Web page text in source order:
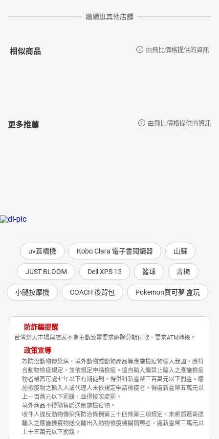
繼續逛其他店舖
相似商品 由飛比價格提供的資訊
更多推薦 由飛比價格提供的資訊
uv直噴機 Kobo Clara 電子書閱讀器 山蘇
JUST BLOOM Dell XPS 15 籃球 青梅
小腿按摩機 COACH 後背包 Pokemon寶可夢 盒玩
防詐騙提醒
台灣樂天市場與店家不會主動致電要求解除分期付款、要求ATM轉帳。
政策宣導
為防治動物傳染病，境外動物或動物產品等應施檢疫物輸入我國，應符
合動物檢疫規定，並依規定申請檢疫。擅自輸入屬禁止輸入之應施檢疫
物者最高可處七年以下有期徒刑，得併科新臺幣三百萬元以下罰金。應
施檢疫物之輸入人或代理人未依規定申請檢疫者，得處新臺幣五萬元以
上一百萬元以下罰鍰，並得按次處罰。
境外商品不得隨貨贈送應施檢疫物。
收件人違反動物傳染病防治條例第三十四條第三項規定，未將郵遞寄送
輸入之應施檢疫物送交輸出入動物檢疫機關銷燬者，處新臺幣三萬元以
上十五萬元以下罰鍰。